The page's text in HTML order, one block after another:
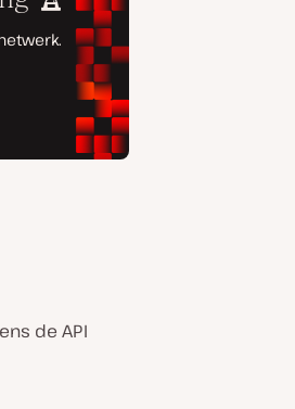
de API